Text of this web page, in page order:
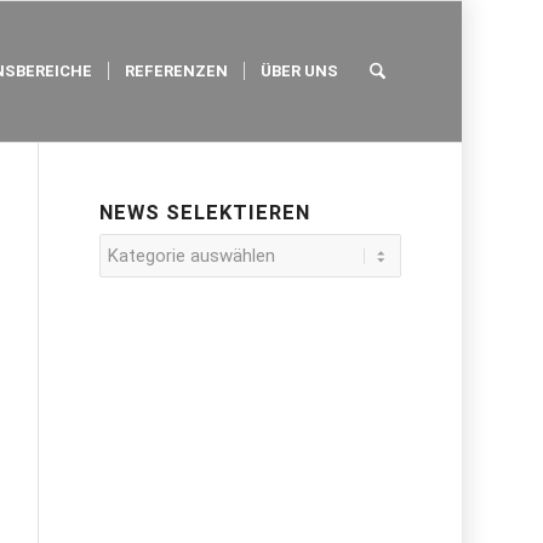
REFERENZEN ÜBER UNS
NEWS SELEKTIEREN
News
selektieren